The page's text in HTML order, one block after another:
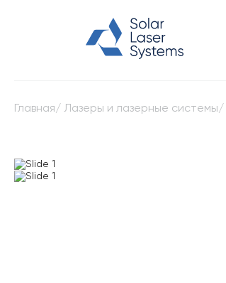
Главная/ Лазеры и лазерные системы/